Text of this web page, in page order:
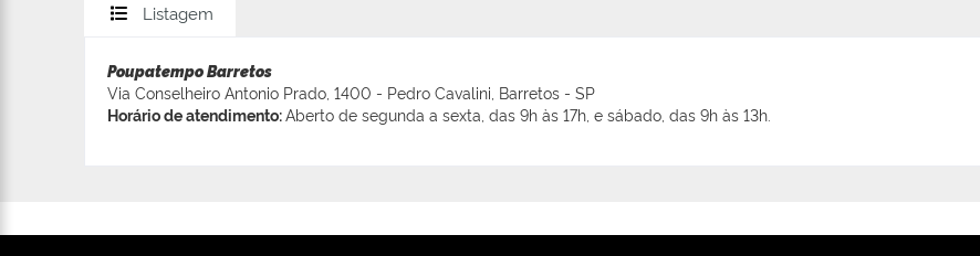
Listagem
Poupatempo Barretos
Via Conselheiro Antonio Prado, 1400 - Pedro Cavalini, Barretos - SP
Horário de atendimento:Aberto de segunda a sexta, das 9h às 17h, e sábado, das 9h às 13h.